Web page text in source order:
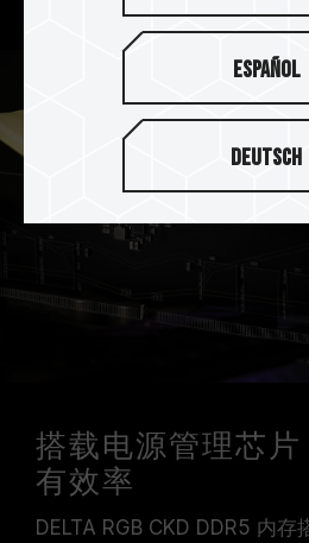
搭载电源管理芯片
有效率
DELTA RGB CKD DDR5 内存
Español
Deutsch